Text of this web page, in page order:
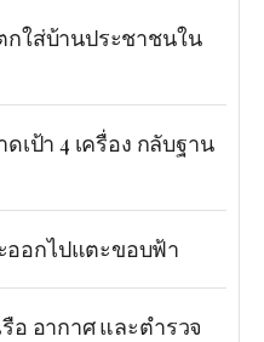
กใส่บ้านประชาชนใน
เป้า 4 เครื่อง กลับฐาน
อกไปแตะขอบฟ้า
อ อากาศ และตำรวจ